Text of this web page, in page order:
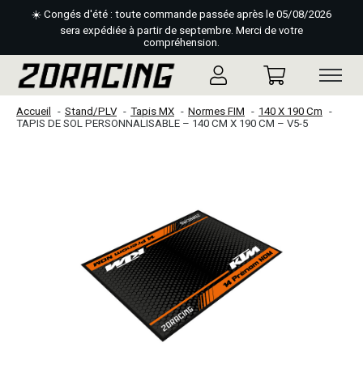
☀️ Congés d'été : toute commande passée après le 05/08/2026
sera expédiée à partir de septembre. Merci de votre
compréhension.
Accueil Stand/PLV Tapis MX Normes FIM
140 X 190 Cm
TAPIS DE SOL PERSONNALISABLE – 140 CM X 190 CM – V5-5